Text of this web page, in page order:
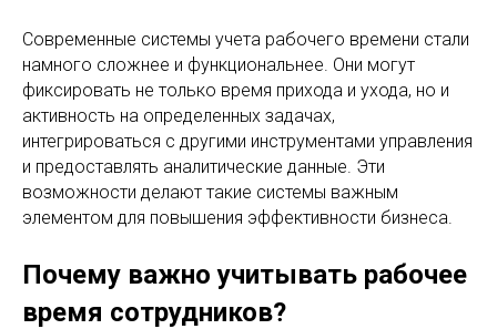
Современные системы учета рабочего времени стали
намного сложнее и функциональнее. Они могут
фиксировать не только время прихода и ухода, но и
активность на определенных задачах,
интегрироваться с другими инструментами управления
и предоставлять аналитические данные. Эти
возможности делают такие системы важным
элементом для повышения эффективности бизнеса.
Почему важно учитывать рабочее
время сотрудников?